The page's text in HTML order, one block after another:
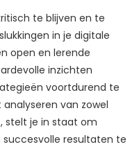
te blijven en te
in je digitale
open en lerende
inzichten
voortdurend te
van zowel
stelt je in staat om
resultaten te